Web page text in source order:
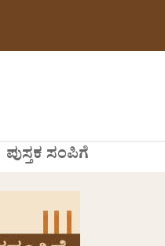
ಪುಸ್ತಕ ಸಂಪಿಗೆ